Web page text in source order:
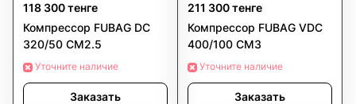
118 300 тенге
Компрессор FUBAG DC
320/50 CM2.5
Уточните наличие
Заказать
211 300 тенге
Компрессор FUBAG VDC
400/100 CM3
Уточните наличие
Заказать